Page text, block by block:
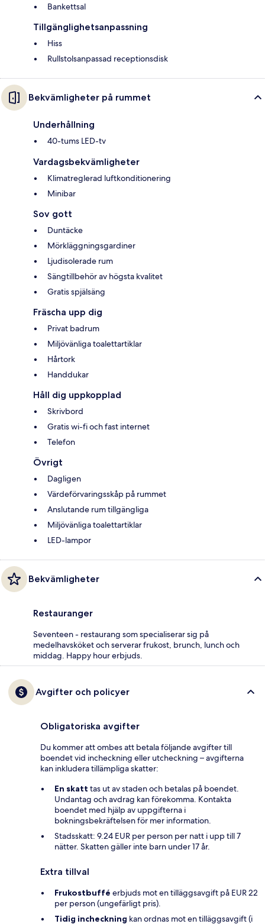
Bankettsal
Tillgänglighetsanpassning
Hiss
Rullstolsanpassad receptionsdisk
Bekvämligheter på rummet
Underhållning
40-tums LED-tv
Vardagsbekvämligheter
Klimatreglerad luftkonditionering
Minibar
Sov gott
Duntäcke
Mörkläggningsgardiner
Ljudisolerade rum
Sängtillbehör av högsta kvalitet
Gratis spjälsäng
Fräscha upp dig
Privat badrum
Miljövänliga toalettartiklar
Hårtork
Handdukar
Håll dig uppkopplad
Skrivbord
Gratis wi-fi och fast internet
Telefon
Övrigt
Dagligen
Värdeförvaringsskåp på rummet
Anslutande rum tillgängliga
Miljövänliga toalettartiklar
LED-lampor
Bekvämligheter
Restauranger
Seventeen - restaurang som specialiserar sig på
medelhavsköket och serverar frukost, brunch, lunch och
middag. Happy hour erbjuds.
Avgifter och policyer
Obligatoriska avgifter
Du kommer att ombes att betala följande avgifter till
boendet vid incheckning eller utcheckning – avgifterna
kan inkludera tillämpliga skatter:
En skatt tas ut av staden och betalas på boendet.
Undantag och avdrag kan förekomma. Kontakta
boendet med hjälp av uppgifterna i
bokningsbekräftelsen för mer information.
Stadsskatt: 9.24 EUR per person per natt i upp till 7
nätter. Skatten gäller inte barn under 17 år.
Extra tillval
Frukostbuffé erbjuds mot en tilläggsavgift på EUR 22
per person (ungefärligt pris).
Tidig incheckning kan ordnas mot en tilläggsavgift (i